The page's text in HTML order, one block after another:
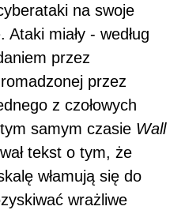
na swoje
miały - według
przez
przez
z czołowych
samym czasie Wall
tekst o tym, że
włamują się do
wrażliwe